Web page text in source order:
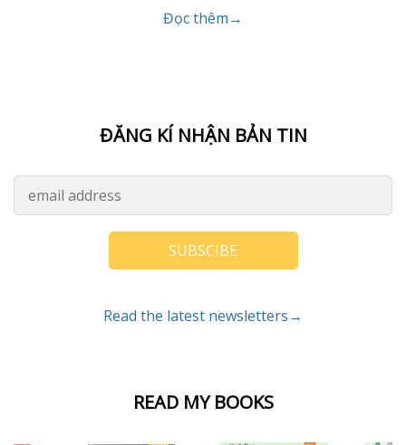
READ MY BOOKS
Đọc thêm→
ĐĂNG KÍ NHẬN BẢN TIN
SUBSCIBE
Read the latest newsletters→